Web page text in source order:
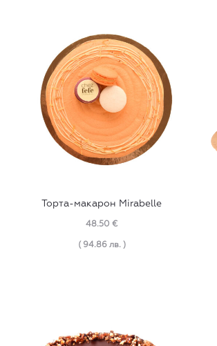
Торта-макарон Mirabelle
48.50€
( 94.86 лв. )